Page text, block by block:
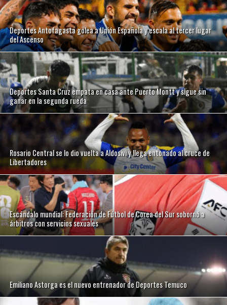
Deportes Antofagasta golea a Unión Española y escala al tercer lugar
del Ascenso
Deportes Santa Cruz empata en casa ante Puerto Montt y sigue sin
ganar en la segunda rueda
Rosario Central se lo dio vuelta a Aldosivi y llega entonado al cruce de
Libertadores
Escándalo mundial: Federación de Fútbol de Corea del Sur sobornó a
árbitros con servicios sexuales
Emiliano Astorga es el nuevo entrenador de Deportes Temuco